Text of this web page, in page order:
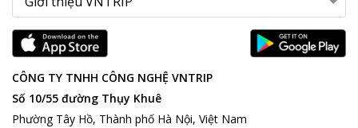
CÔNG TY TNHH CÔNG NGHỆ VNTRIP
Số 10/55 đường Thụy Khuê
Phường Tây Hồ, Thành phố Hà Nội, Việt Nam